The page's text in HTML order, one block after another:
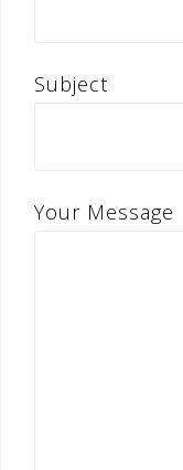
Subject
Your Message